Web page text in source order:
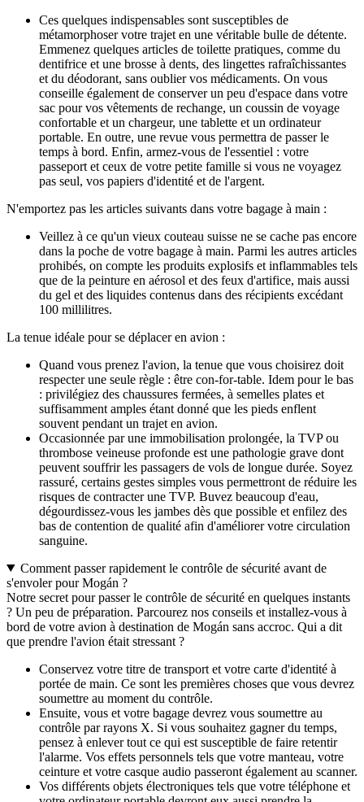
Ces quelques indispensables sont susceptibles de
métamorphoser votre trajet en une véritable bulle de détente.
Emmenez quelques articles de toilette pratiques, comme du
dentifrice et une brosse à dents, des lingettes rafraîchissantes
et du déodorant, sans oublier vos médicaments. On vous
conseille également de conserver un peu d'espace dans votre
sac pour vos vêtements de rechange, un coussin de voyage
confortable et un chargeur, une tablette et un ordinateur
portable. En outre, une revue vous permettra de passer le
temps à bord. Enfin, armez-vous de l'essentiel : votre
passeport et ceux de votre petite famille si vous ne voyagez
pas seul, vos papiers d'identité et de l'argent.
N'emportez pas les articles suivants dans votre bagage à main :
Veillez à ce qu'un vieux couteau suisse ne se cache pas encore
dans la poche de votre bagage à main. Parmi les autres articles
prohibés, on compte les produits explosifs et inflammables tels
que de la peinture en aérosol et des feux d'artifice, mais aussi
du gel et des liquides contenus dans des récipients excédant
100 millilitres.
La tenue idéale pour se déplacer en avion :
Quand vous prenez l'avion, la tenue que vous choisirez doit
respecter une seule règle : être con-for-table. Idem pour le bas
: privilégiez des chaussures fermées, à semelles plates et
suffisamment amples étant donné que les pieds enflent
souvent pendant un trajet en avion.
Occasionnée par une immobilisation prolongée, la TVP ou
thrombose veineuse profonde est une pathologie grave dont
peuvent souffrir les passagers de vols de longue durée. Soyez
rassuré, certains gestes simples vous permettront de réduire les
risques de contracter une TVP. Buvez beaucoup d'eau,
dégourdissez-vous les jambes dès que possible et enfilez des
bas de contention de qualité afin d'améliorer votre circulation
sanguine.
Comment passer rapidement le contrôle de sécurité avant de
s'envoler pour Mogán ?
Notre secret pour passer le contrôle de sécurité en quelques instants
? Un peu de préparation. Parcourez nos conseils et installez-vous à
bord de votre avion à destination de Mogán sans accroc. Qui a dit
que prendre l'avion était stressant ?
Conservez votre titre de transport et votre carte d'identité à
portée de main. Ce sont les premières choses que vous devrez
soumettre au moment du contrôle.
Ensuite, vous et votre bagage devrez vous soumettre au
contrôle par rayons X. Si vous souhaitez gagner du temps,
pensez à enlever tout ce qui est susceptible de faire retentir
l'alarme. Vos effets personnels tels que votre manteau, votre
ceinture et votre casque audio passeront également au scanner.
Vos différents objets électroniques tels que votre téléphone et